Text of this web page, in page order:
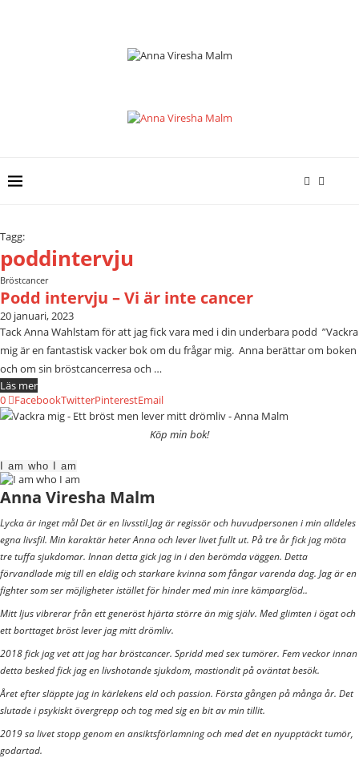
Tagg:
poddintervju
Bröstcancer
Podd intervju – Vi är inte cancer
20 januari, 2023
Tack Anna Wahlstam för att jag fick vara med i din underbara podd ”Vackra
mig är en fantastisk vacker bok om du frågar mig. Anna berättar om boken
och om sin bröstcancerresa och …
Läs mer
0
FacebookTwitterPinterestEmail
Köp min bok!
I am who I am
Anna Viresha Malm
Lycka är inget mål Det är en livsstil.Jag är regissör och huvudpersonen i min alldeles
egna livsfil. Min karaktär heter Anna och lever livet fullt ut. På tre år fick jag möta
tre tuffa sjukdomar. Innan detta gick jag in i den berömda väggen. Detta
förvandlade mig till en eldig och starkare kvinna som fångar varenda dag. Jag är en
fighter som ser möjligheter istället för hinder med min inre kämparglöd..
Mitt ljus vibrerar från ett generöst hjärta större än mig själv. Med glimten i ögat och
ett borttaget bröst lever jag mitt drömliv.
2018 fick jag vet att jag har bröstcancer. Spridd med sex tumörer. Fem veckor innan
detta besked fick jag en livshotande sjukdom, mastiondit på oväntat besök.
Året efter släppte jag in kärlekens eld och passion. Första gången på många år. Det
slutade i psykiskt övergrepp och tog med sig en bit av min tillit.
2019 sa livet stopp genom en ansiktsförlamning och med det en nyupptäckt tumör,
godartad.